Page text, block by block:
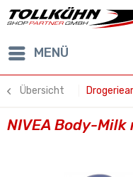
MENÜ
Übersicht
NIVEA Body-